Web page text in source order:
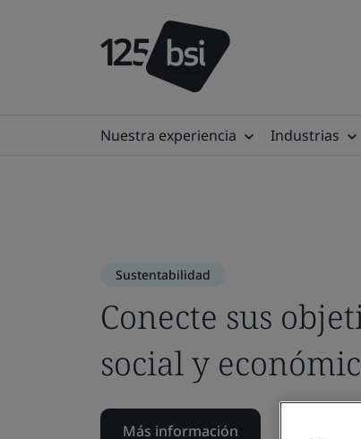
Nuestra experiencia Industrias
Confianza digital
Garantizar que
entornos
y divertirse.